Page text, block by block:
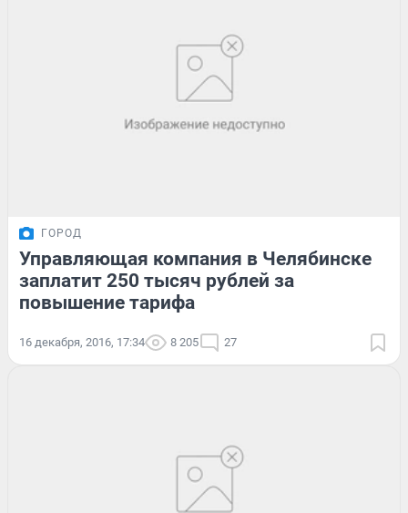
ГОРОД
Управляющая компания в Челябинске
заплатит 250 тысяч рублей за
повышение тарифа
16 декабря, 2016, 17:34 8 205 27